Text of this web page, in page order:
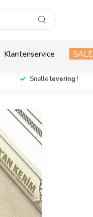
Klantenservice SALE
Snelle levering!